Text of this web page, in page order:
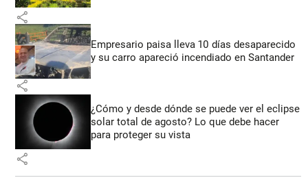
share
Empresario paisa lleva 10 días desaparecido
y su carro apareció incendiado en Santander
share
¿Cómo y desde dónde se puede ver el eclipse
solar total de agosto? Lo que debe hacer
para proteger su vista
share